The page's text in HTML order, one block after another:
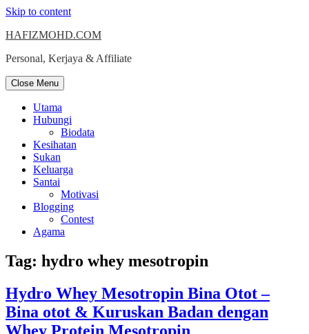
Skip to content
HAFIZMOHD.COM
Personal, Kerjaya & Affiliate
Close Menu
Utama
Hubungi
Biodata
Kesihatan
Sukan
Keluarga
Santai
Motivasi
Blogging
Contest
Agama
Tag: hydro whey mesotropin
Hydro Whey Mesotropin Bina Otot –
Bina otot & Kuruskan Badan dengan